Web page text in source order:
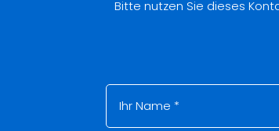
Bitte nutzen Sie dieses